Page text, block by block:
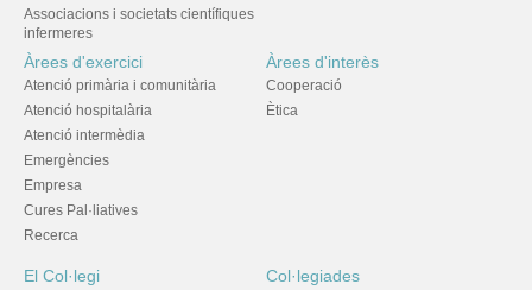
Associacions i societats científiques
infermeres
Àrees d'exercici
Atenció primària i comunitària
Atenció hospitalària
Atenció intermèdia
Emergències
Empresa
Cures Pal·liatives
Recerca
Àrees d'interès
Cooperació
Ètica
El Col·legi Col·legiades